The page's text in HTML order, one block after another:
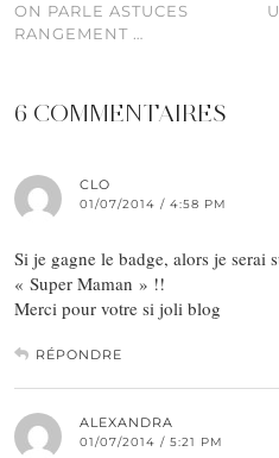
ON PARLE ASTUCES
RANGEMENT …
6 COMMENTAIRES
CLO
01/07/2014 / 4:58 PM
Si je gagne le badge, alors je serai
« Super Maman » !!
Merci pour votre si joli blog
RÉPONDRE
ALEXANDRA
01/07/2014 / 5:21 PM